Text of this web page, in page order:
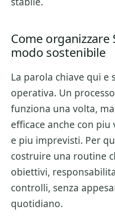
Come organizzare
modo sostenibile
La parola chiave qui e
operativa. Un
funziona una volta,
efficace anche con
e piu imprevisti. Per
costruire una routine
obiettivi,
controlli, senza
quotidiano.